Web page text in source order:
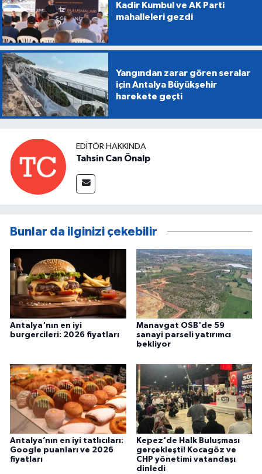
Kadir Kumbul ve AK Parti
mahalleleri gezdi
Yangından zarar gören seralar
için Antalya Büyükşehir
harekete geçti
EDITÖR HAKKINDA
Tahsin Can Önalp
Bunlar da ilginizi çekebilir
Antalya'nın en iyi
burgercileri: 2026 fiyatları
Manavgat OSB'de 59
sanayi parseli yatırımcı
bekliyor
Antalya’nın en iyi tatlıcıları:
Google puanları ve 2026
fiyatları
Kepez'de Halk Buluşması
gerçekleşti! Kocagöz ve
CHP yönetimi vatandaşı
dinledi